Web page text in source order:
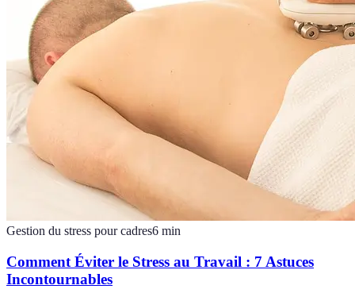
Gestion du stress pour cadres6 min
Comment Éviter le Stress au Travail : 7 Astuces
Incontournables